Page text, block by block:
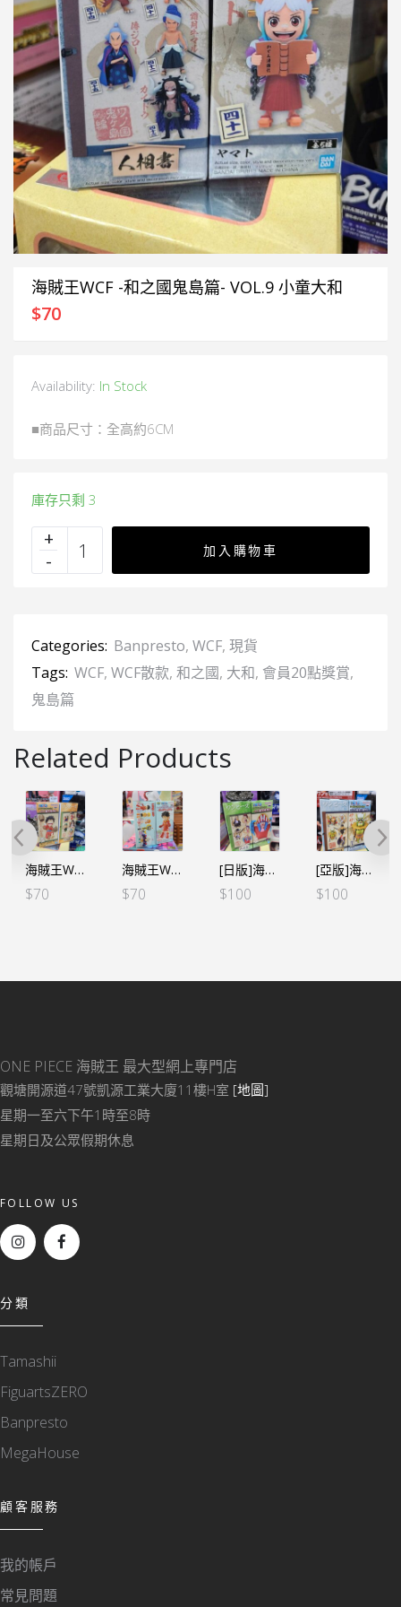
海賊王WCF -和之國鬼島篇- VOL.9 小童大和
$70
Availability: In Stock
■商品尺寸：全高約6CM
庫存只剩 3
加入購物車
Categories: Banpresto, WCF, 現貨
Tags: WCF, WCF散款, 和之國, 大和, 會員20點獎賞,
鬼島篇
Related Products
海賊王WCF -和之國完結篇- VOL.1 路飛 (行版)
$70
海賊王WCF -蛋頭島篇 VOL.1-路飛 (行版)
$70
[日版]海賊王WCF -和之國完結篇- VOL.2 巴基 (日版)
$100
[亞版]海賊王WCF -和之國鬼島篇- VOL.11 – E佐佐木
$100
ONE PIECE 海賊王 最大型網上專門店
觀塘開源道47號凱源工業大廈11樓H室 [地圖]
星期一至六下午1時至8時
星期日及公眾假期休息
FOLLOW US
分類
Tamashii
FiguartsZERO
Banpresto
MegaHouse
顧客服務
我的帳戶
常見問題